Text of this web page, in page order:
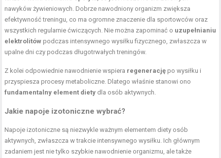
nawyków żywieniowych. Dobrze nawodniony organizm zwiększa
efektywność treningu, co ma ogromne znaczenie dla sportowców oraz
wszystkich regularnie ćwiczących. Nie można zapominać o uzupełnianiu
elektrolitów podczas intensywnego wysiłku fizycznego, zwłaszcza w
upalne dni czy podczas długotrwałych treningów.
Z kolei odpowiednie nawodnienie wspiera regenerację po wysiłku i
przyspiesza procesy metaboliczne. Dlatego właśnie stanowi ono
fundamentalny element diety dla osób aktywnych.
Jakie napoje izotoniczne wybrać?
Napoje izotoniczne są niezwykle ważnym elementem diety osób
aktywnych, zwłaszcza w trakcie intensywnego wysiłku. Ich głównym
zadaniem jest nie tylko szybkie nawodnienie organizmu, ale także